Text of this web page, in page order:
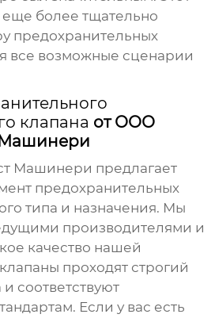
еще более тщательно
предохранительных
все возможные сценарии
клапана от ООО
Машинери
Машинери предлагает
предохранительных
типа и назначения. Мы
производителями и
качество нашей
проходят строгий
соответствуют
Если у вас есть